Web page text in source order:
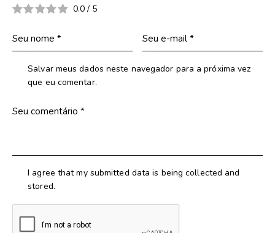
0.0 / 5
Salvar meus dados neste navegador para a próxima vez
que eu comentar.
I agree that my submitted data is being collected and
stored.